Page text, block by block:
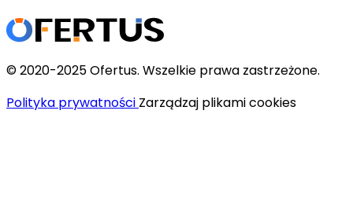
© 2020-2025 Ofertus. Wszelkie prawa zastrzeżone.
Polityka prywatności Zarządzaj plikami cookies